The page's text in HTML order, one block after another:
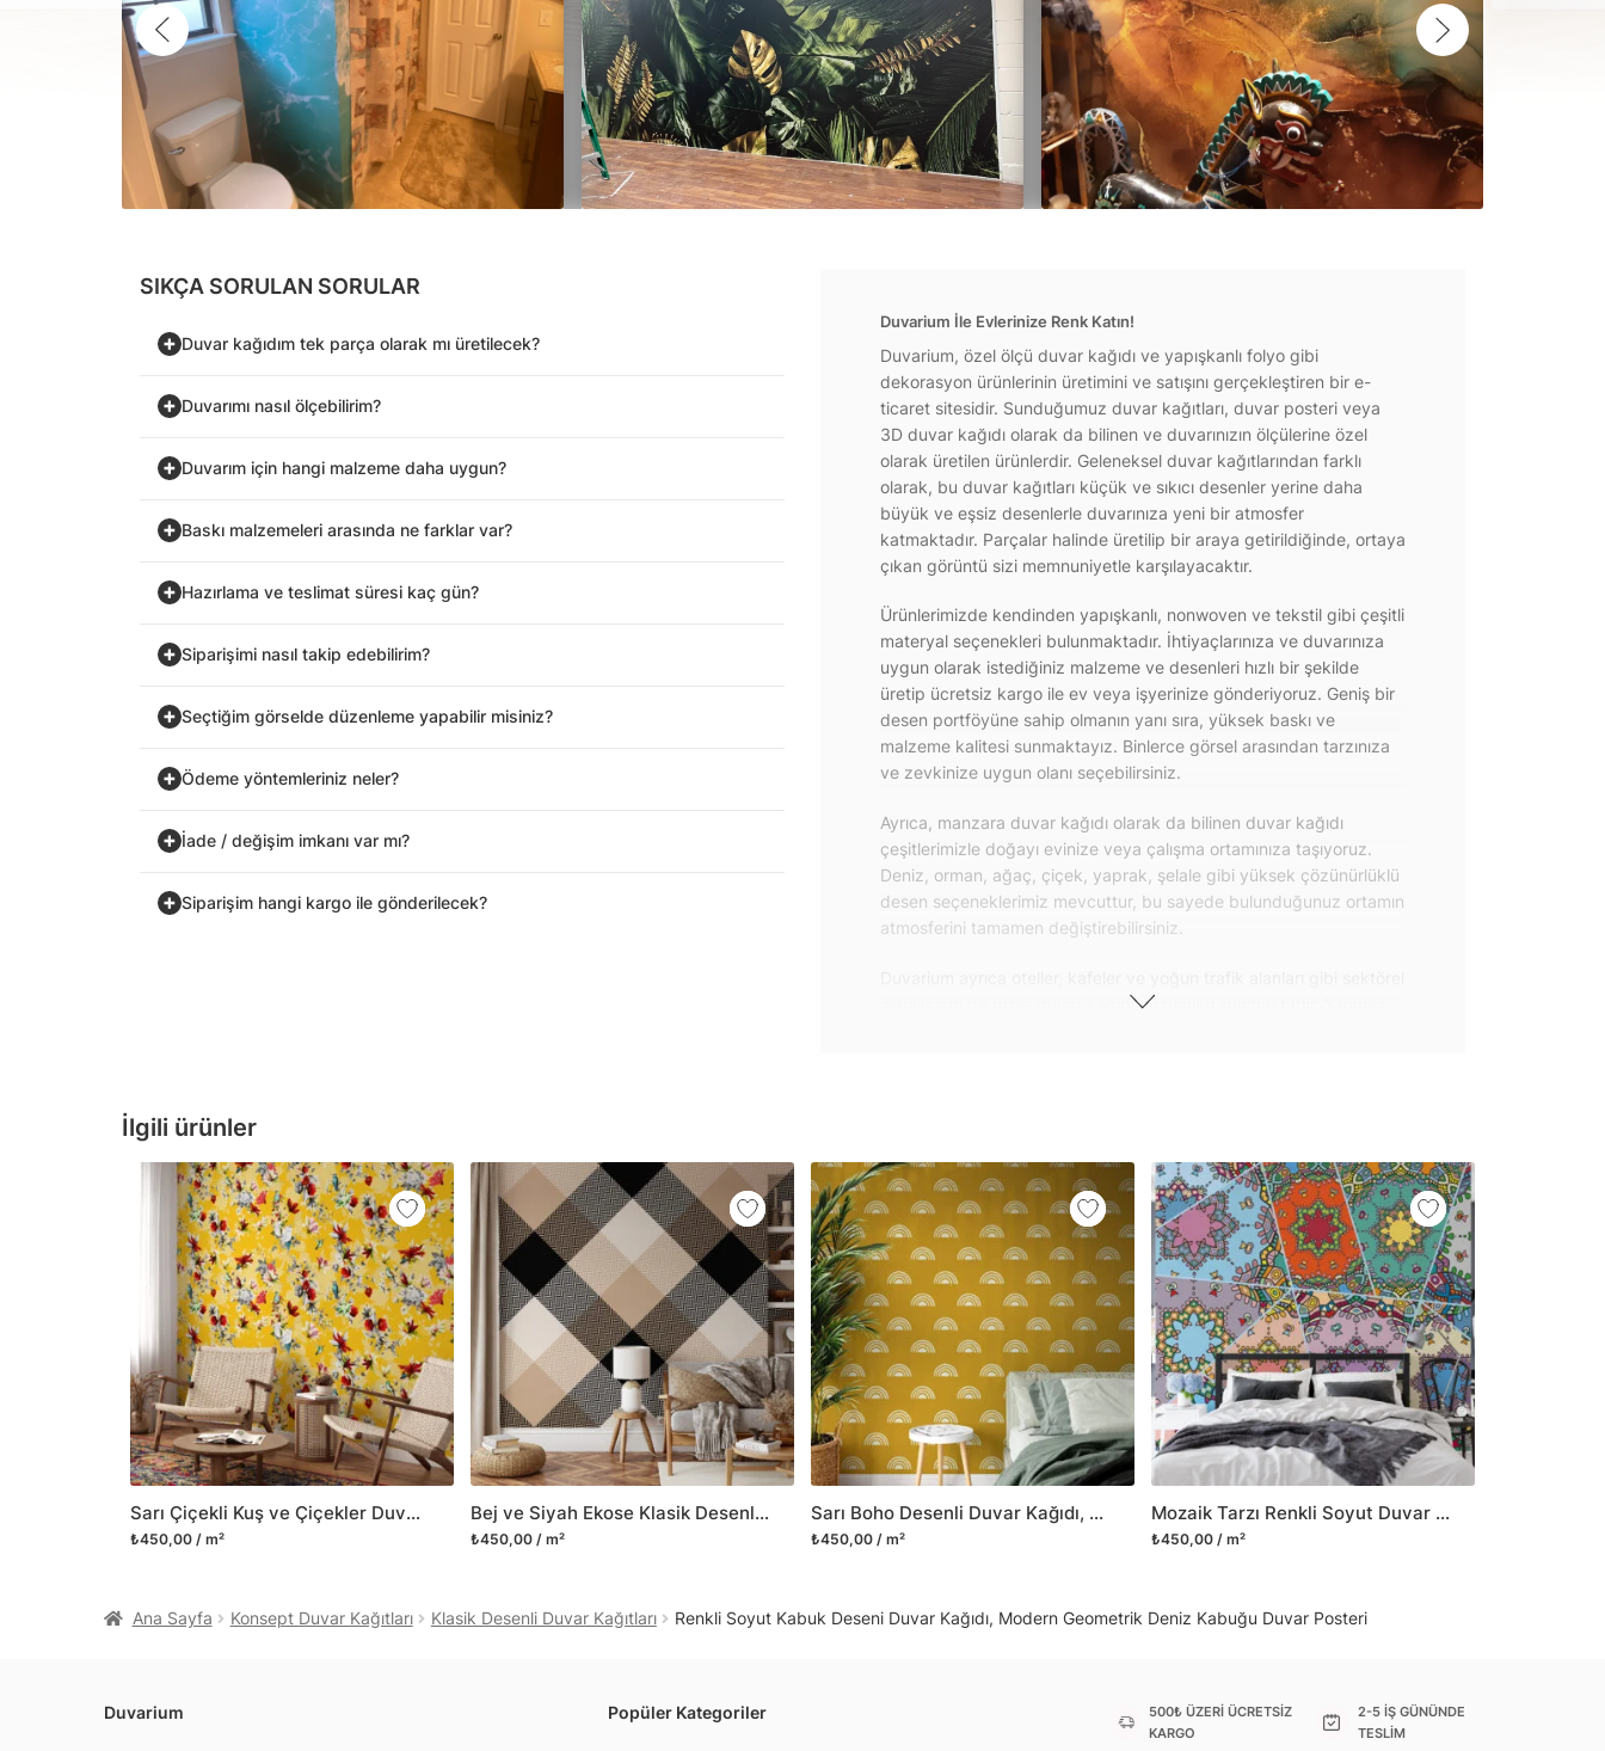
İlgili ürünler
Sarı Çiçekli Kuş ve Çiçekler Duvar Kağıdı, Doğa İlhamlı Dekor Duvar Posteri
₺450,00 / m²
Bej ve Siyah Ekose Klasik Desenli Duvar Kağıdı, Büyük Geometrik Desen 3D Duvar Posteri
₺450,00 / m²
Sarı Boho Desenli Duvar Kağıdı, Şık Boho Kemerler 3D Duvar Posteri
₺450,00 / m²
Mozaik Tarzı Renkli Soyut Duvar Kağıdı, Sanatsal Tasarım 3D Duvar Kağıdı
₺450,00 / m²
SIKÇA SORULAN SORULAR
Duvar kağıdım tek parça olarak mı üretilecek?
Duvarımı nasıl ölçebilirim?
Duvarım için hangi malzeme daha uygun?
Baskı malzemeleri arasında ne farklar var?
Hazırlama ve teslimat süresi kaç gün?
Siparişimi nasıl takip edebilirim?
Seçtiğim görselde düzenleme yapabilir misiniz?
Ödeme yöntemleriniz neler?
İade / değişim imkanı var mı?
Siparişim hangi kargo ile gönderilecek?
Duvarium İle Evlerinize Renk Katın!
Duvarium, özel ölçü duvar kağıdı ve yapışkanlı folyo gibi
dekorasyon ürünlerinin üretimini ve satışını gerçekleştiren bir e-
ticaret sitesidir. Sunduğumuz duvar kağıtları, duvar posteri veya
3D duvar kağıdı olarak da bilinen ve duvarınızın ölçülerine özel
olarak üretilen ürünlerdir. Geleneksel duvar kağıtlarından farklı
olarak, bu duvar kağıtları küçük ve sıkıcı desenler yerine daha
büyük ve eşsiz desenlerle duvarınıza yeni bir atmosfer
katmaktadır. Parçalar halinde üretilip bir araya getirildiğinde, ortaya
çıkan görüntü sizi memnuniyetle karşılayacaktır.
Ürünlerimizde kendinden yapışkanlı, nonwoven ve tekstil gibi çeşitli
materyal seçenekleri bulunmaktadır. İhtiyaçlarınıza ve duvarınıza
uygun olarak istediğiniz malzeme ve desenleri hızlı bir şekilde
üretip ücretsiz kargo ile ev veya işyerinize gönderiyoruz. Geniş bir
desen portföyüne sahip olmanın yanı sıra, yüksek baskı ve
malzeme kalitesi sunmaktayız. Binlerce görsel arasından tarzınıza
ve zevkinize uygun olanı seçebilirsiniz.
Ayrıca, manzara duvar kağıdı olarak da bilinen duvar kağıdı
çeşitlerimizle doğayı evinize veya çalışma ortamınıza taşıyoruz.
Deniz, orman, ağaç, çiçek, yaprak, şelale gibi yüksek çözünürlüklü
desen seçeneklerimiz mevcuttur, bu sayede bulunduğunuz ortamın
atmosferini tamamen değiştirebilirsiniz.
alanlar için de proje duvar kağıdı çözümleri sunmaktadır. Yanmaz
yapışkanlı folyolarımız da geniş kullanım amacına sahiptir. Bu
folyolar sayesinde masa, çekmece, dolap kapakları gibi
mobilyalarınıza ilk günkü gibi yeni bir görünüm kazandırabilirsiniz.
Yüzeyi düz olan cam dahil her türlü yüzeye yapışabilen ve suya
dayanıklı yapışkanlı folyo modellerimizi ilgili kategoride
bulabilirsiniz.
Duvarium, yalnızca bu ürünlerle sınırlı kalmayıp aynı zamanda
kanvas tablo gibi çeşitli duvar dekorasyon ürünlerinin de üretimini
ve satışını yapmaktadır. Duvar tasarımının önemini biliyor ve evin en
kritik dekorasyon alanı olduğunu kabul ediyoruz. Bu nedenle ürün
yelpazemizi sürekli genişletiyor ve trendlere ayak uydurmanın yanı
sıra yeni trendlerin oluşumunda da öncü rol üstleniyoruz.
Herhangi bir soru ya da sorununuz olursa bizimle iletişime
geçebilirsiniz.
Ana Sayfa Konsept Duvar Kağıtları Klasik Desenli Duvar Kağıtları Renkli Soyut Kabuk Deseni Duvar Kağıdı, Modern Geometrik Deniz Kabuğu Duvar Posteri
Duvarium Popüler Kategoriler
500₺ ÜZERİ ÜCRETSİZ
KARGO
2-5 İŞ GÜNÜNDE
TESLİM